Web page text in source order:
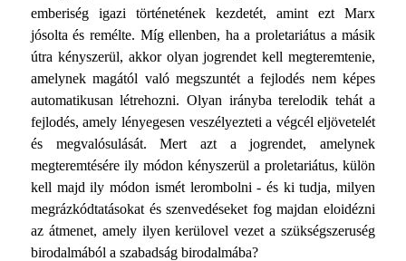
emberiség igazi történetének kezdetét, amint ezt Marx
jósolta és remélte. Míg ellenben, ha a proletariátus a másik
útra kényszerül, akkor olyan jogrendet kell megteremtenie,
amelynek magától való megszuntét a fejlodés nem képes
automatikusan létrehozni. Olyan irányba terelodik tehát a
fejlodés, amely lényegesen veszélyezteti a végcél eljövetelét
és megvalósulását. Mert azt a jogrendet, amelynek
megteremtésére ily módon kényszerül a proletariátus, külön
kell majd ily módon ismét lerombolni - és ki tudja, milyen
megrázkódtatásokat és szenvedéseket fog majdan eloidézni
az átmenet, amely ilyen kerülovel vezet a szükségszeruség
birodalmából a szabadság birodalmába?